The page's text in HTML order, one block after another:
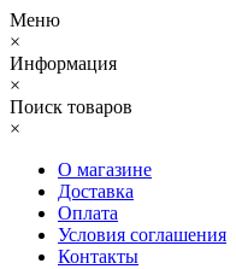
Меню
×
Информация
×
Поиск товаров
×
О магазине
Доставка
Оплата
Условия соглашения
Контакты